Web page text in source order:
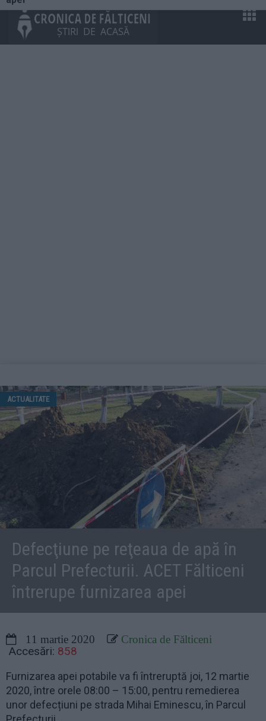
ACTUALITATE
Defecţiune pe reţeaua de apă în
Parcul Prefecturii. ACET Fălticeni
întrerupe furnizarea apei
11 martie 2020 Cronica de Fălticeni
Accesări: 858
Furnizarea apei potabile va fi întreruptă joi, 12 martie
2020, între orele 08:00 – 15:00, pentru remedierea
unor defecțiuni pe strada Mihai Eminescu, în Parcul